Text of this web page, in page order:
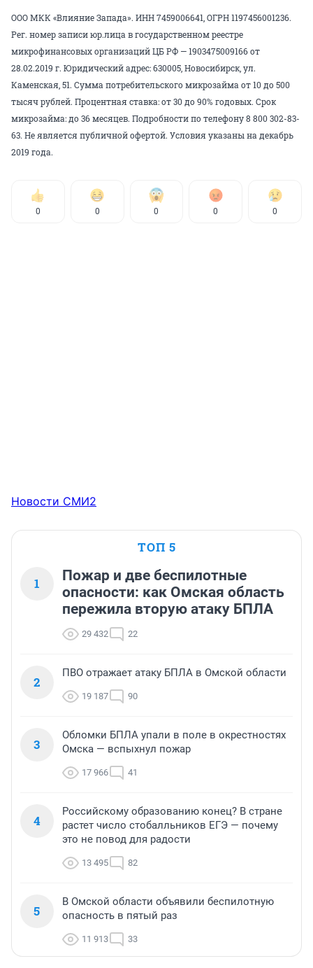
ООО МКК «Влияние Запада». ИНН 7459006641, ОГРН 1197456001236.
Рег. номер записи юр.лица в государственном реестре
микрофинансовых организаций ЦБ РФ — 1903475009166 от
28.02.2019 г. Юридический адрес: 630005, Новосибирск, ул.
Каменская, 51. Сумма потребительского микрозайма от 10 до 500
тысяч рублей. Процентная ставка: от 30 до 90% годовых. Срок
микрозайма: до 36 месяцев. Подробности по телефону 8 800 302-83-
63. Не является публичной офертой. Условия указаны на декабрь
2019 года.
0 0 0 0 0
Новости СМИ2
ТОП 5
1
Пожар и две беспилотные
опасности: как Омская область
пережила вторую атаку БПЛА
29 432 22
2
ПВО отражает атаку БПЛА в Омской области
19 187 90
3
Обломки БПЛА упали в поле в окрестностях
Омска — вспыхнул пожар
17 966 41
4
Российскому образованию конец? В стране
растет число стобалльников ЕГЭ — почему
это не повод для радости
13 495 82
5
В Омской области объявили беспилотную
опасность в пятый раз
11 913 33